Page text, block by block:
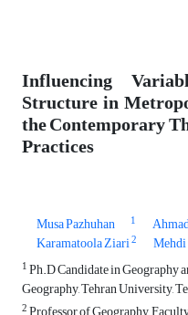
Influencing
Structure in
the Contemporary
Practices
Musa Pazhuhan
1
Karamatoola Ziari2
1Ph.D Candidate in Geography
Geography, Tehran University,
2